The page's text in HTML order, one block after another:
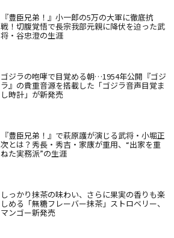
『豊臣兄弟！』小一郎の5万の大軍に徹底抗
戦！切腹覚悟で長宗我部元親に降伏を迫った武
将・谷忠澄の生涯
ゴジラの咆哮で目覚める朝…1954年公開『ゴジ
ラ』の貴重音源を搭載した「ゴジラ音声目覚ま
し時計」が新発売
『豊臣兄弟！』で萩原護が演じる武将・小堀正
次とは？秀長・秀吉・家康が重用、“出家を重
ねた実務派”の生涯
しっかり抹茶の味わい、さらに果実の香りも楽
しめる「無糖フレーバー抹茶」ストロベリー、
マンゴー新発売